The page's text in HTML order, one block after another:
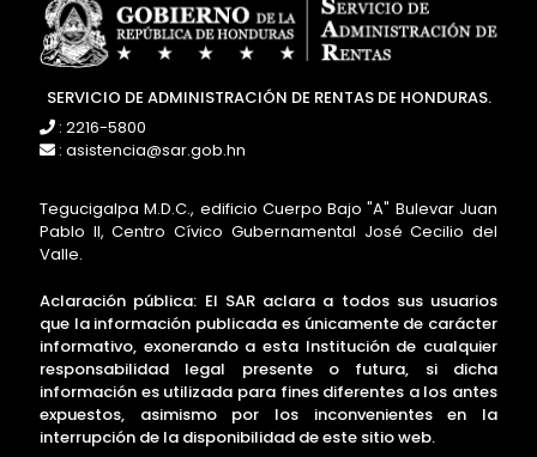
SERVICIO DE ADMINISTRACIÓN DE RENTAS DE HONDURAS.
: 2216-5800
: asistencia@sar.gob.hn
Tegucigalpa M.D.C., edificio Cuerpo Bajo "A" Bulevar Juan
Pablo II, Centro Cívico Gubernamental José Cecilio del
Valle.
Aclaración pública: El SAR aclara a todos sus usuarios
que la información publicada es únicamente de carácter
informativo, exonerando a esta Institución de cualquier
responsabilidad legal presente o futura, si dicha
información es utilizada para fines diferentes a los antes
expuestos, asimismo por los inconvenientes en la
interrupción de la disponibilidad de este sitio web.